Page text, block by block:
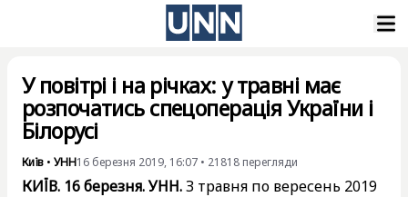
У повітрі і на річках: у травні має
розпочатись спецоперація України і
Білорусі
Київ • УНН16 березня 2019, 16:07 • 21818 перегляди
КИЇВ. 16 березня. УНН.З травня по вересень 2019